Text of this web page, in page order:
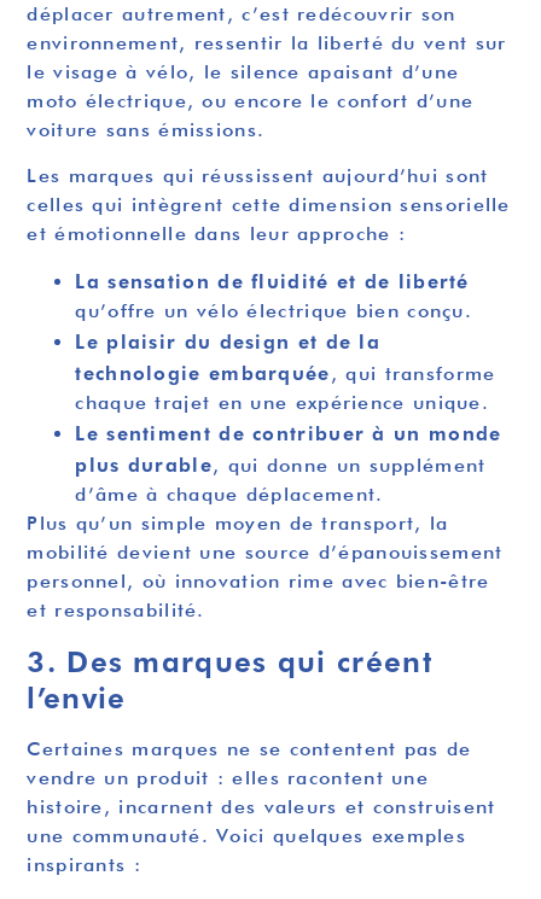
déplacer autrement, c’est redécouvrir son
environnement, ressentir la liberté du vent sur
le visage à vélo, le silence apaisant d’une
moto électrique, ou encore le confort d’une
voiture sans émissions.
Les marques qui réussissent aujourd’hui sont
celles qui intègrent cette dimension sensorielle
et émotionnelle dans leur approche :
La sensation de fluidité et de liberté
qu’offre un vélo électrique bien conçu.
Le plaisir du design et de la
technologie embarquée , qui transforme
chaque trajet en une expérience unique.
Le sentiment de contribuer à un monde
plus durable, qui donne un supplément
d’âme à chaque déplacement.
Plus qu’un simple moyen de transport, la
mobilité devient une source d’épanouissement
personnel, où innovation rime avec bien-être
et responsabilité.
3. Des marques qui créent
l’envie
Certaines marques ne se contentent pas de
vendre un produit : elles racontent une
histoire, incarnent des valeurs et construisent
une communauté. Voici quelques exemples
inspirants :